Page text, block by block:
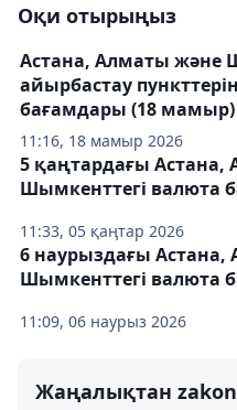
Оқи отырыңыз
11:16, 18 мамыр 2026
Астана, Алматы және
айырбастау
бағамдары (18 мамыр)
11:33, 05 қаңтар 2026
5 қаңтардағы
Шымкенттегі валюта
11:09, 06 наурыз 2026
6 наурыздағы
Шымкенттегі валюта
Жаңалықтан